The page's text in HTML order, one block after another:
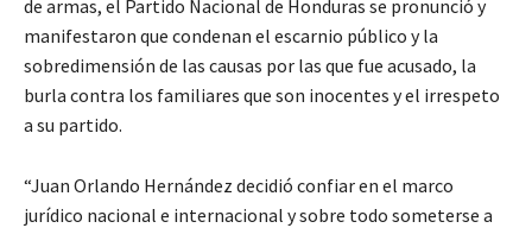
de armas, el Partido Nacional de Honduras se pronunció y
manifestaron que condenan el escarnio público y la
sobredimensión de las causas por las que fue acusado, la
burla contra los familiares que son inocentes y el irrespeto
a su partido.
“Juan Orlando Hernández decidió confiar en el marco
jurídico nacional e internacional y sobre todo someterse a